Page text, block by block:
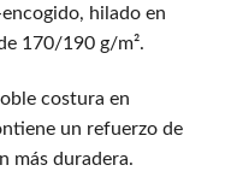
hilado en
170/190 g/m².
costura en
un refuerzo de
más duradera.